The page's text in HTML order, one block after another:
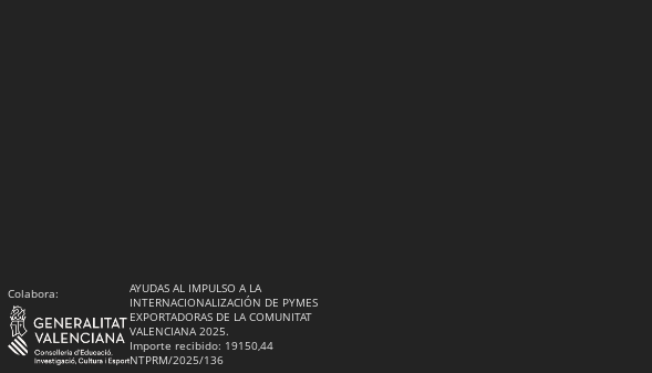
Colabora:
AYUDAS AL IMPULSO A LA
INTERNACIONALIZACIÓN DE PYMES
EXPORTADORAS DE LA COMUNITAT
VALENCIANA 2025.
Importe recibido: 19150,44
NTPRM/2025/136